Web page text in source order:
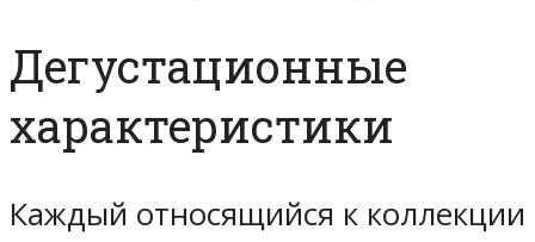
Дегустационные
характеристики
Каждый относящийся к коллекции